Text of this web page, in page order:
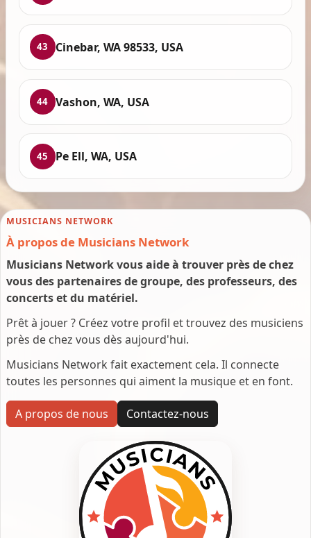
43 Cinebar, WA 98533, USA
44 Vashon, WA, USA
45 Pe Ell, WA, USA
MUSICIANS NETWORK
À propos de Musicians Network
Musicians Network vous aide à trouver près de chez
vous des partenaires de groupe, des professeurs, des
concerts et du matériel.
Prêt à jouer ? Créez votre profil et trouvez des musiciens
près de chez vous dès aujourd'hui.
Musicians Network fait exactement cela. Il connecte
toutes les personnes qui aiment la musique et en font.
A propos de nous Contactez-nous